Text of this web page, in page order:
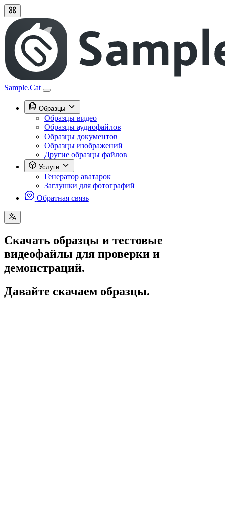
Sample.Cat
Образцы
Образцы видео
Образцы аудиофайлов
Образцы документов
Образцы изображений
Другие образцы файлов
Услуги
Генератор аватарок
Заглушки для фотографий
Обратная связь
Скачать образцы и тестовые
видеофайлы для проверки и
демонстраций.
Давайте скачаем образцы.